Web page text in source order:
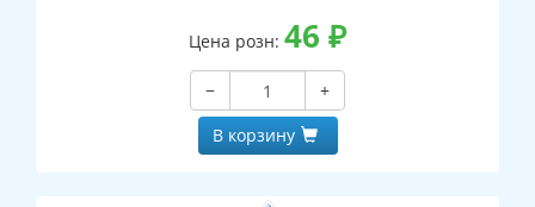
Цена розн: 46 ₽
−
+
В корзину